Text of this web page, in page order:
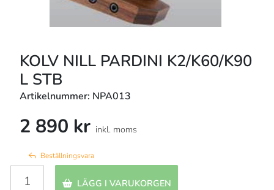
KOLV NILL PARDINI K2/K60/K90
L STB
Artikelnummer: NPA013
2 890 kr inkl. moms
Beställningsvara
LÄGG I VARUKORGEN